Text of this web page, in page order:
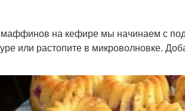
на кефире мы начинаем с
или растопите в микроволновке.